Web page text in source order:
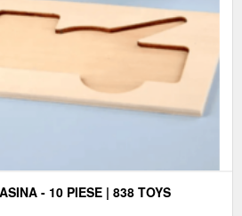
- 10 PIESE | 838 TOYS